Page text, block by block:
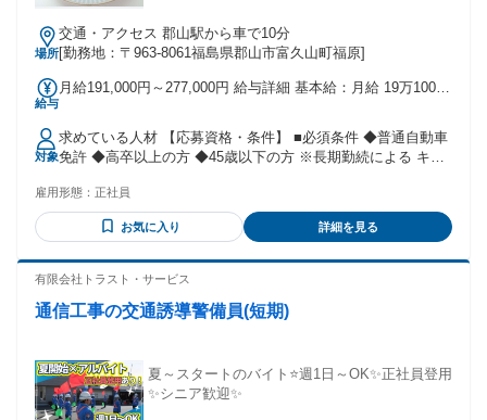
場所
交通・アクセス 郡山駅から車で10分
[勤務地：〒963-8061福島県郡山市富久山町福原]
給与
月給191,000円～277,000円 給与詳細 基本給：月給 19万1000
で支払われる通勤・皆勤・家族手当金額：なし 全員に一律で
支払われるその他手当金額：なし 試用・研修期間：3ヶ月 試
用・研修期間の条件：本採用と同じ
対象
求めている人材 【応募資格・条件】 ■必須条件 ◆普通自動車
免許 ◆高卒以上の方 ◆45歳以下の方 ※長期勤続による キャ
躍中★ ◆第二新卒歓迎◎ ◆男性スタッフ活躍中！ ◆ブラン
クある方も歓迎♪ ◆U・Iターン歓迎！ （単身者用の社宅あ
♪ ●コツコツと正確な 作業が得意な方★ ●チームワークを 大
待ちしております！ 【活かせる経験】 ■異業種出身も活躍
ング・物流 ●カフェ・レストラン ●スーパー・レジ ●アパレ
ル・携帯販売 ●事務・コールセンター ●イベントスタッフ ●歯
科助手・介護など 未経験からスタートした 先輩が多数派で
雇用形態： 正社員
お気に入り 詳細を見る
有限会社トラスト・サービス
通信工事の交通誘導警備員(短期)
夏～スタートのバイト⭐週1日～OK✨正社員登用
✨シニア歓迎✨